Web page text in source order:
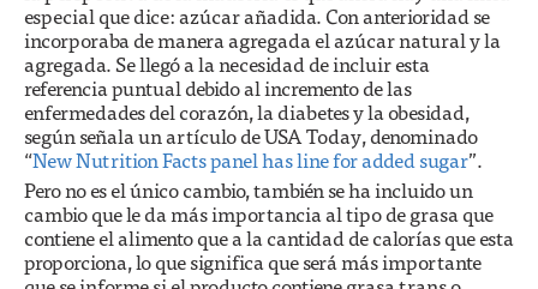
especial que dice: azúcar añadida. Con anterioridad se
incorporaba de manera agregada el azúcar natural y la
agregada. Se llegó a la necesidad de incluir esta
referencia puntual debido al incremento de las
enfermedades del corazón, la diabetes y la obesidad,
según señala un artículo de USA Today, denominado
“New Nutrition Facts panel has line for added sugar”.
Pero no es el único cambio, también se ha incluido un
cambio que le da más importancia al tipo de grasa que
contiene el alimento que a la cantidad de calorías que esta
proporciona, lo que significa que será más importante